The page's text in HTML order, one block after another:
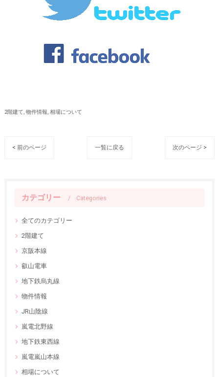
2階建て 物件情報 相場について
< 前のページ 一覧に戻る 次のページ >
カテゴリー Categories
全てのカテゴリー
2階建て
京阪本線
叡山電車
地下鉄烏丸線
物件情報
JR山陰線
嵐電北野線
地下鉄東西線
嵐電嵐山本線
相場について